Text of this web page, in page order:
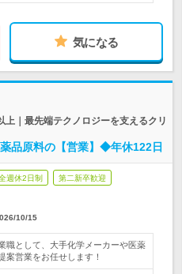
気になる
｜最先端テクノロジーを支えるクリ
品原料の【営業】◆年休122日
週休2日制 第二新卒歓迎
10/15
職として、大手化学メーカーや医薬
案営業をお任せします！